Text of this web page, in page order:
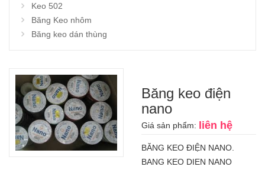
Keo 502
Băng Keo nhôm
Băng keo dán thùng
Băng keo điện
nano
Giá sản phẩm: liên hệ
BĂNG KEO ĐIỆN NANO.
BANG KEO DIEN NANO